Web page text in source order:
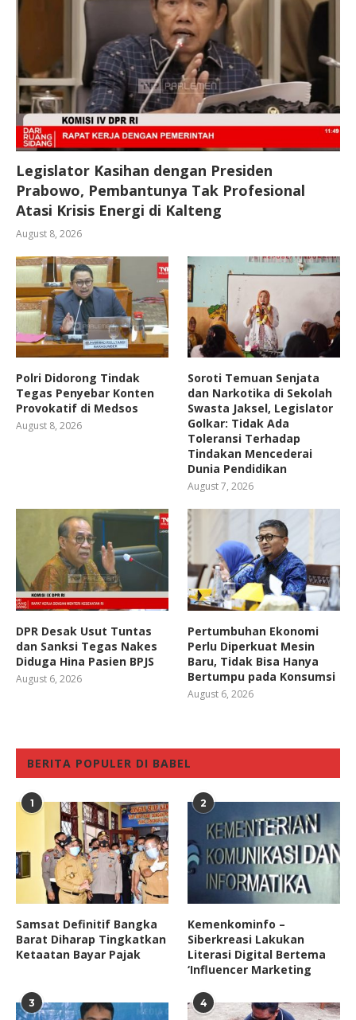
Legislator Kasihan dengan Presiden
Prabowo, Pembantunya Tak Profesional
Atasi Krisis Energi di Kalteng
August 8, 2026
Polri Didorong Tindak
Tegas Penyebar Konten
Provokatif di Medsos
August 8, 2026
Soroti Temuan Senjata
dan Narkotika di Sekolah
Swasta Jaksel, Legislator
Golkar: Tidak Ada
Toleransi Terhadap
Tindakan Mencederai
Dunia Pendidikan
August 7, 2026
DPR Desak Usut Tuntas
dan Sanksi Tegas Nakes
Diduga Hina Pasien BPJS
August 6, 2026
Pertumbuhan Ekonomi
Perlu Diperkuat Mesin
Baru, Tidak Bisa Hanya
Bertumpu pada Konsumsi
August 6, 2026
BERITA POPULER DI BABEL
1
Samsat Definitif Bangka
Barat Diharap Tingkatkan
Ketaatan Bayar Pajak
2
Kemenkominfo –
Siberkreasi Lakukan
Literasi Digital Bertema
‘Influencer Marketing
3 4